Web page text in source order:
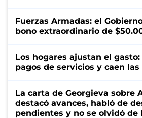
Fuerzas Armadas: el
bono extraordinario de
Los hogares ajustan el gasto:
pagos de servicios y caen las
La carta de Georgieva sobre
destacó avances, habló de
pendientes y no se olvidó de